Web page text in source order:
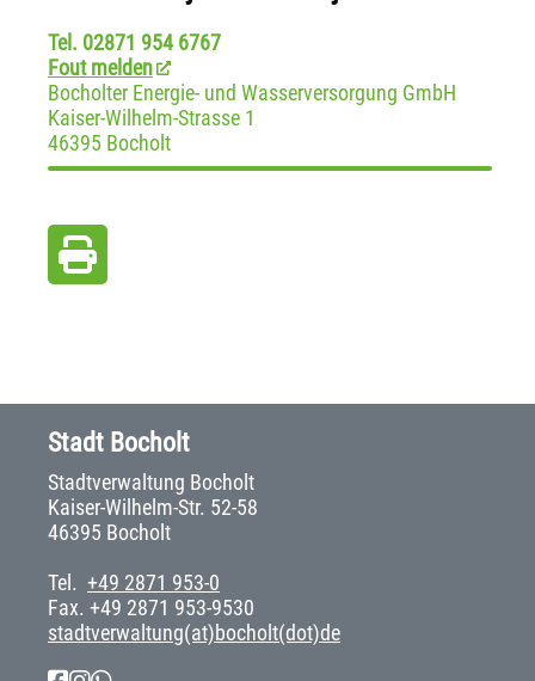
Tel. 02871 954 6767
Fout melden
Bocholter Energie- und Wasserversorgung GmbH
Kaiser-Wilhelm-Strasse 1
46395 Bocholt
Stadt Bocholt
Stadtverwaltung Bocholt
Kaiser-Wilhelm-Str. 52-58
46395 Bocholt
Tel. +49 2871 953-0
Fax. +49 2871 953-9530
stadtverwaltung(at)bocholt(dot)de